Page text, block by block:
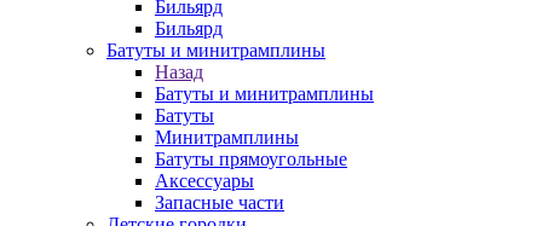
Бильяpд
Бильяpд
Батуты и минитрамплины
Назад
Батуты и минитрамплины
Батуты
Минитрамплины
Батуты прямоугольные
Аксессуары
Запасные части